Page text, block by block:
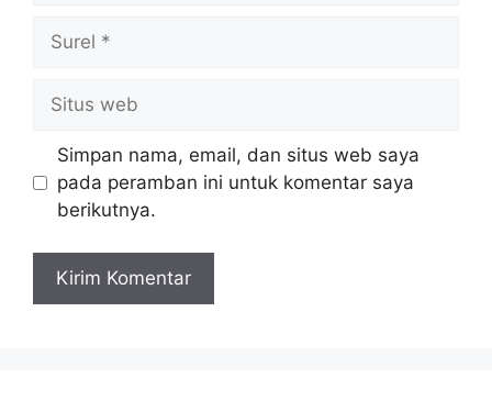
Surel
Situs
web
Simpan nama, email, dan situs web saya
pada peramban ini untuk komentar saya
berikutnya.